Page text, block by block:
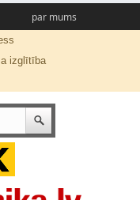
par mums
izglītība